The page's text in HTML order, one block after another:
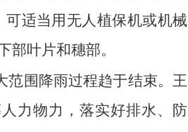
适当用无人植保机或机械
叶片和穗部。
范围降雨过程趋于结束。王
力物力，落实好排水、防